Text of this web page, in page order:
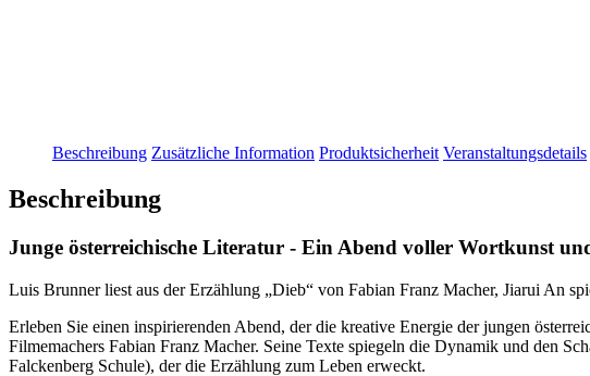
Beschreibung Zusätzliche Information Produktsicherheit Veranstaltungsdetails
Beschreibung
Junge österreichische Literatur - Ein Abend voller Wortkunst
Luis Brunner liest aus der Erzählung „Dieb“ von Fabian Franz Macher, Jiarui An
Erleben Sie einen inspirierenden Abend, der die kreative Energie der jungen
Filmemachers Fabian Franz Macher. Seine Texte spiegeln die Dynamik und den
Falckenberg Schule), der die Erzählung zum Leben erweckt.